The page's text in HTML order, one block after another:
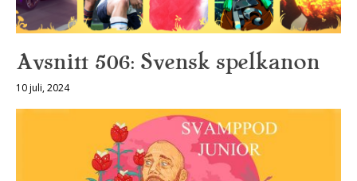
Avsnitt 506: Svensk spelkanon
10 juli, 2024